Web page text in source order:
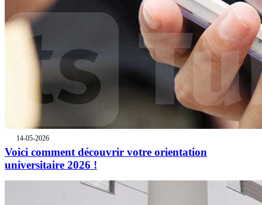
14-05-2026
Voici comment découvrir votre orientation
universitaire 2026 !